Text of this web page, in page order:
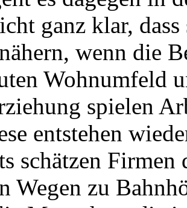
ganz klar,
wenn die
Wohnumfeld
spielen
entstehen
schätzen
Wegen zu